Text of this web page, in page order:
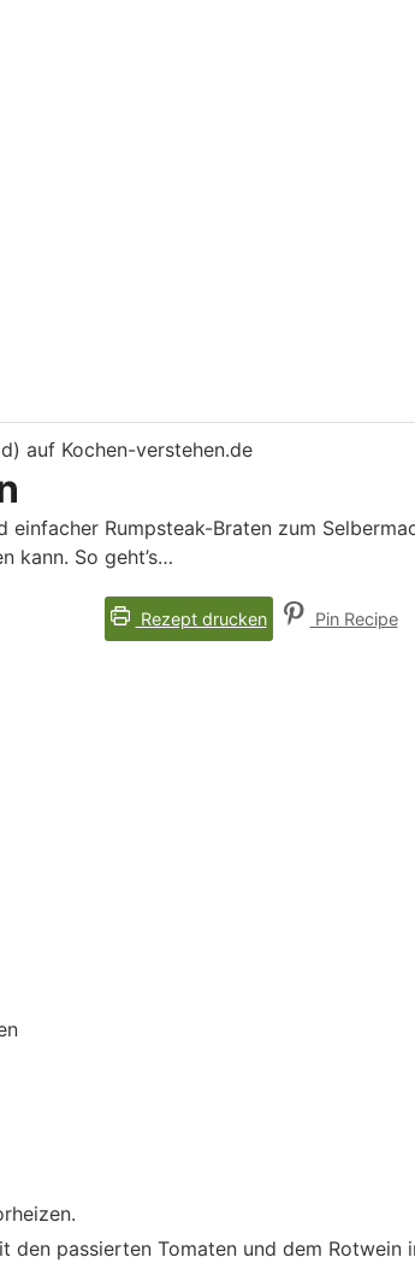
einfacher Rumpsteak-Braten zum
kann. So geht’s…
Rezept drucken Pin Recipe
den passierten Tomaten und dem Rotwein